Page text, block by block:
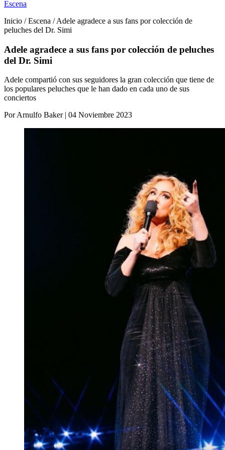
Escena
Inicio / Escena / Adele agradece a sus fans por colección de
peluches del Dr. Simi
Adele agradece a sus fans por colección de peluches
del Dr. Simi
Adele compartió con sus seguidores la gran colección que tiene de
los populares peluches que le han dado en cada uno de sus
conciertos
Por Arnulfo Baker | 04 Noviembre 2023